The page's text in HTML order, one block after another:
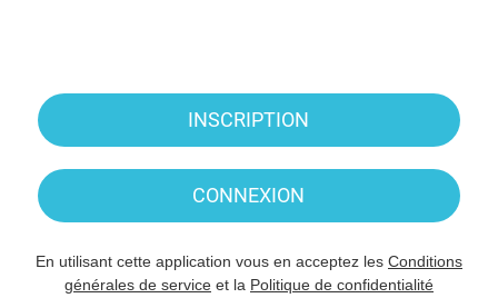
INSCRIPTION
CONNEXION
En utilisant cette application vous en acceptez les Conditions
générales de service et la Politique de confidentialité